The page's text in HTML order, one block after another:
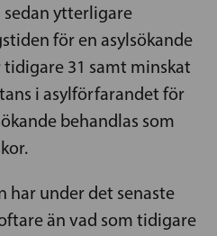
ytterligare
för en asylsökande
31 samt minskat
i asylförfarandet för
behandlas som
har under det senaste
än vad som tidigare